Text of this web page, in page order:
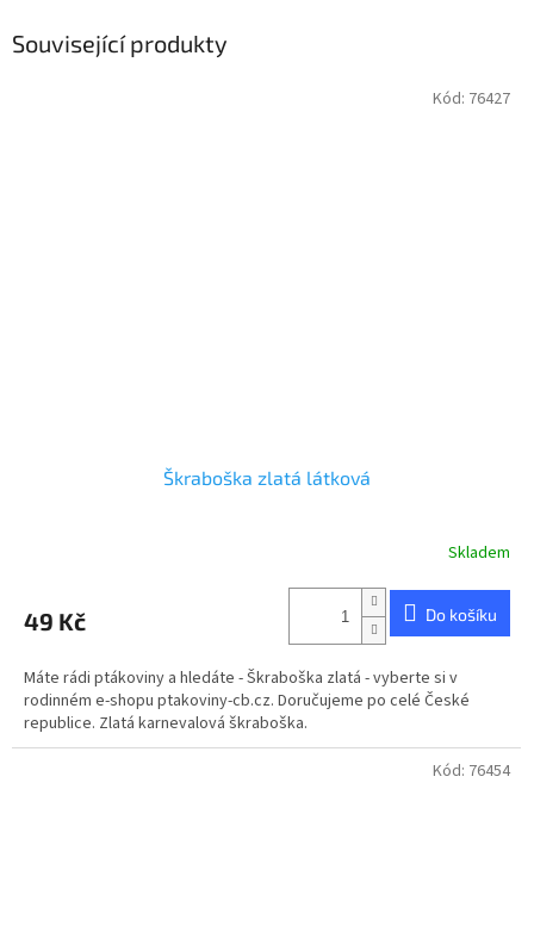
Související produkty
Škraboška zlatá látková
Skladem
49 Kč Do košíku
Máte rádi ptákoviny a hledáte - Škraboška zlatá - vyberte si v
rodinném e-shopu ptakoviny-cb.cz. Doručujeme po celé České
republice. Zlatá karnevalová škraboška.
Kód: 76427
Kód: 76454